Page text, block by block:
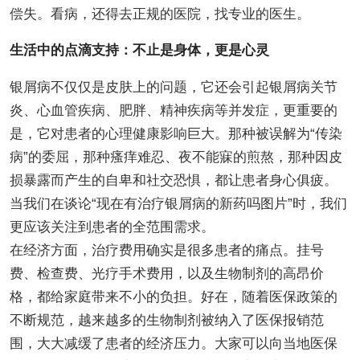
偿失。看病，还得去正规的医院，找专业的医生。
生活中的点滴支持：不止是身体，更是心灵
银屑病不仅仅是皮肤上的问题，它还会引起银屑病关节
炎、心血管疾病、肥胖、精神疾病等并发症，更重要的
是，它对患者的心理健康影响巨大。那种被误解为“传染
病”的委屈，那种瘙痒难忍、夜不能寐的煎熬，那种因皮
损暴露而产生的自卑和社交恐惧，都让患者身心俱疲。
当我们在谈论“现在有治疗银屑病的新药吗图片”时，我们
更应该关注到患者的全范围需求。
在经济方面，治疗费用确实是很多患者的痛点。挂号
费、检查费、光疗手术费用，以及生物制剂的高昂价
格，都给家庭带来不小的负担。好在，随着医保政策的
不断规范，越来越多的生物制剂被纳入了医保报销范
围，大大减缓了患者的经济压力。大家可以向当地医保